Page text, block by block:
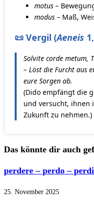
motus –
modus – Maß,
📜 Vergil (Aeneis
Solvite corde metum,
– Löst die Furcht aus
eure Sorgen ab.
(Dido empfängt die
und versucht, ihnen
Zukunft zu nehmen.)
Das könnte dir auch
perdere – perdo –
25. November 2025